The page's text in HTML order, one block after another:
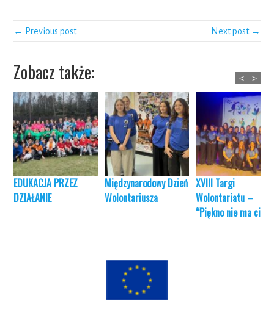
← Previous post Next post →
Zobacz także:
EDUKACJA PRZEZ
DZIAŁANIE
Międzynarodowy Dzień
Wolontariusza
XVIII Targi
Wolontariatu –
“Piękno nie ma
< >